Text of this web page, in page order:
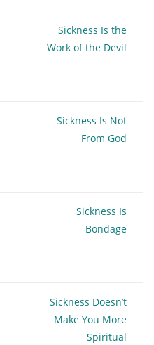
Sickness Is the
Work of the Devil
Sickness Is Not
From God
Sickness Is
Bondage
Sickness Doesn’t
Make You More
Spiritual